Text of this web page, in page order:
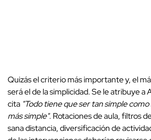
Quizás el criterio más importante y, el
será el de la simplicidad. Se le atribuye a
cita "Todo tiene que ser tan simple
más simple". Rotaciones de aula, filtros
sana distancia, diversificación de